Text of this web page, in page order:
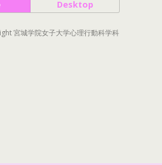
Desktop
宮城学院女子大学心理行動科学科